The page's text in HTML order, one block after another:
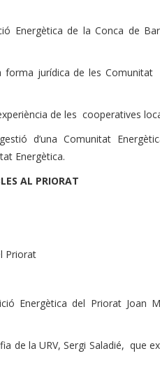
Energètica de la Conca de
forma jurídica de les Comunitat
de les cooperatives
d’una Comunitat
Energètica.
AL PRIORAT
Priorat
Energètica del Priorat Joan
de la URV, Sergi Saladié, que